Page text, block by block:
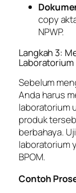
copy
NPWP.
Langkah 3:
Laboratorium
Sebelum
Anda harus
laboratorium
produk
berbahaya.
laboratorium
BPOM.
Contoh